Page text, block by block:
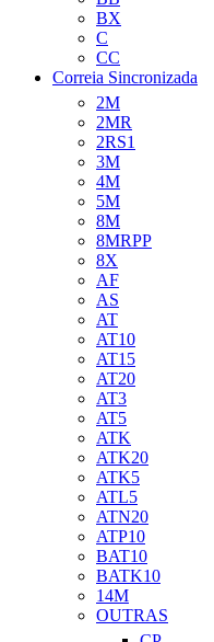
BX
C
CC
Correia Sincronizada
2M
2MR
2RS1
3M
4M
5M
8M
8MRPP
8X
AF
AS
AT
AT10
AT15
AT20
AT3
AT5
ATK
ATK20
ATK5
ATL5
ATN20
ATP10
BAT10
BATK10
14M
OUTRAS